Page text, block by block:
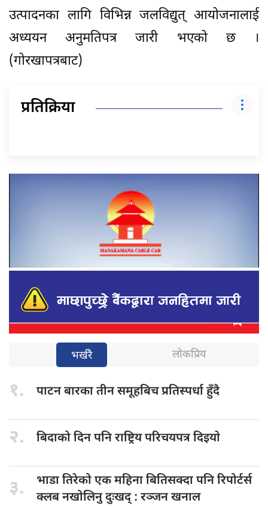
उत्पादनका लागि विभिन्न जलविद्युत् आयोजनालाई
अध्ययन अनुमतिपत्र जारी भएको छ ।
(गोरखापत्रबाट)
प्रतिक्रिया
भर्खरै लोकप्रिय
१. पाटन बारकातीन समूहबिच प्रतिस्पर्धा हुँदै
२. बिदाको दिनपनि राष्ट्रिय परिचयपत्र दिइयाे
३. भाडा तिरेकोएक महिना बितिसक्दा पनि रिपोर्टर्स
क्लब नखोलिनु दुःखद् : रञ्जन खनाल